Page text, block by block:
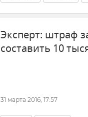
Эксперт: штраф
составить 10
31 марта 2016, 17:57